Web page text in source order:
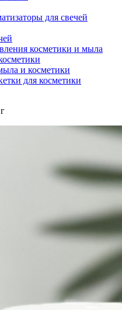
для свечей
косметики и мыла
и косметики
для косметики